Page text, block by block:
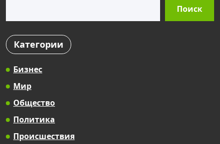
Поиск
Категории
Бизнес
Мир
Общество
Политика
Происшествия